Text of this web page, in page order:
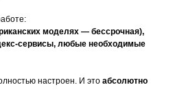
моделях — бессрочная),
сервисы, любые необходимые
настроен. И это абсолютно